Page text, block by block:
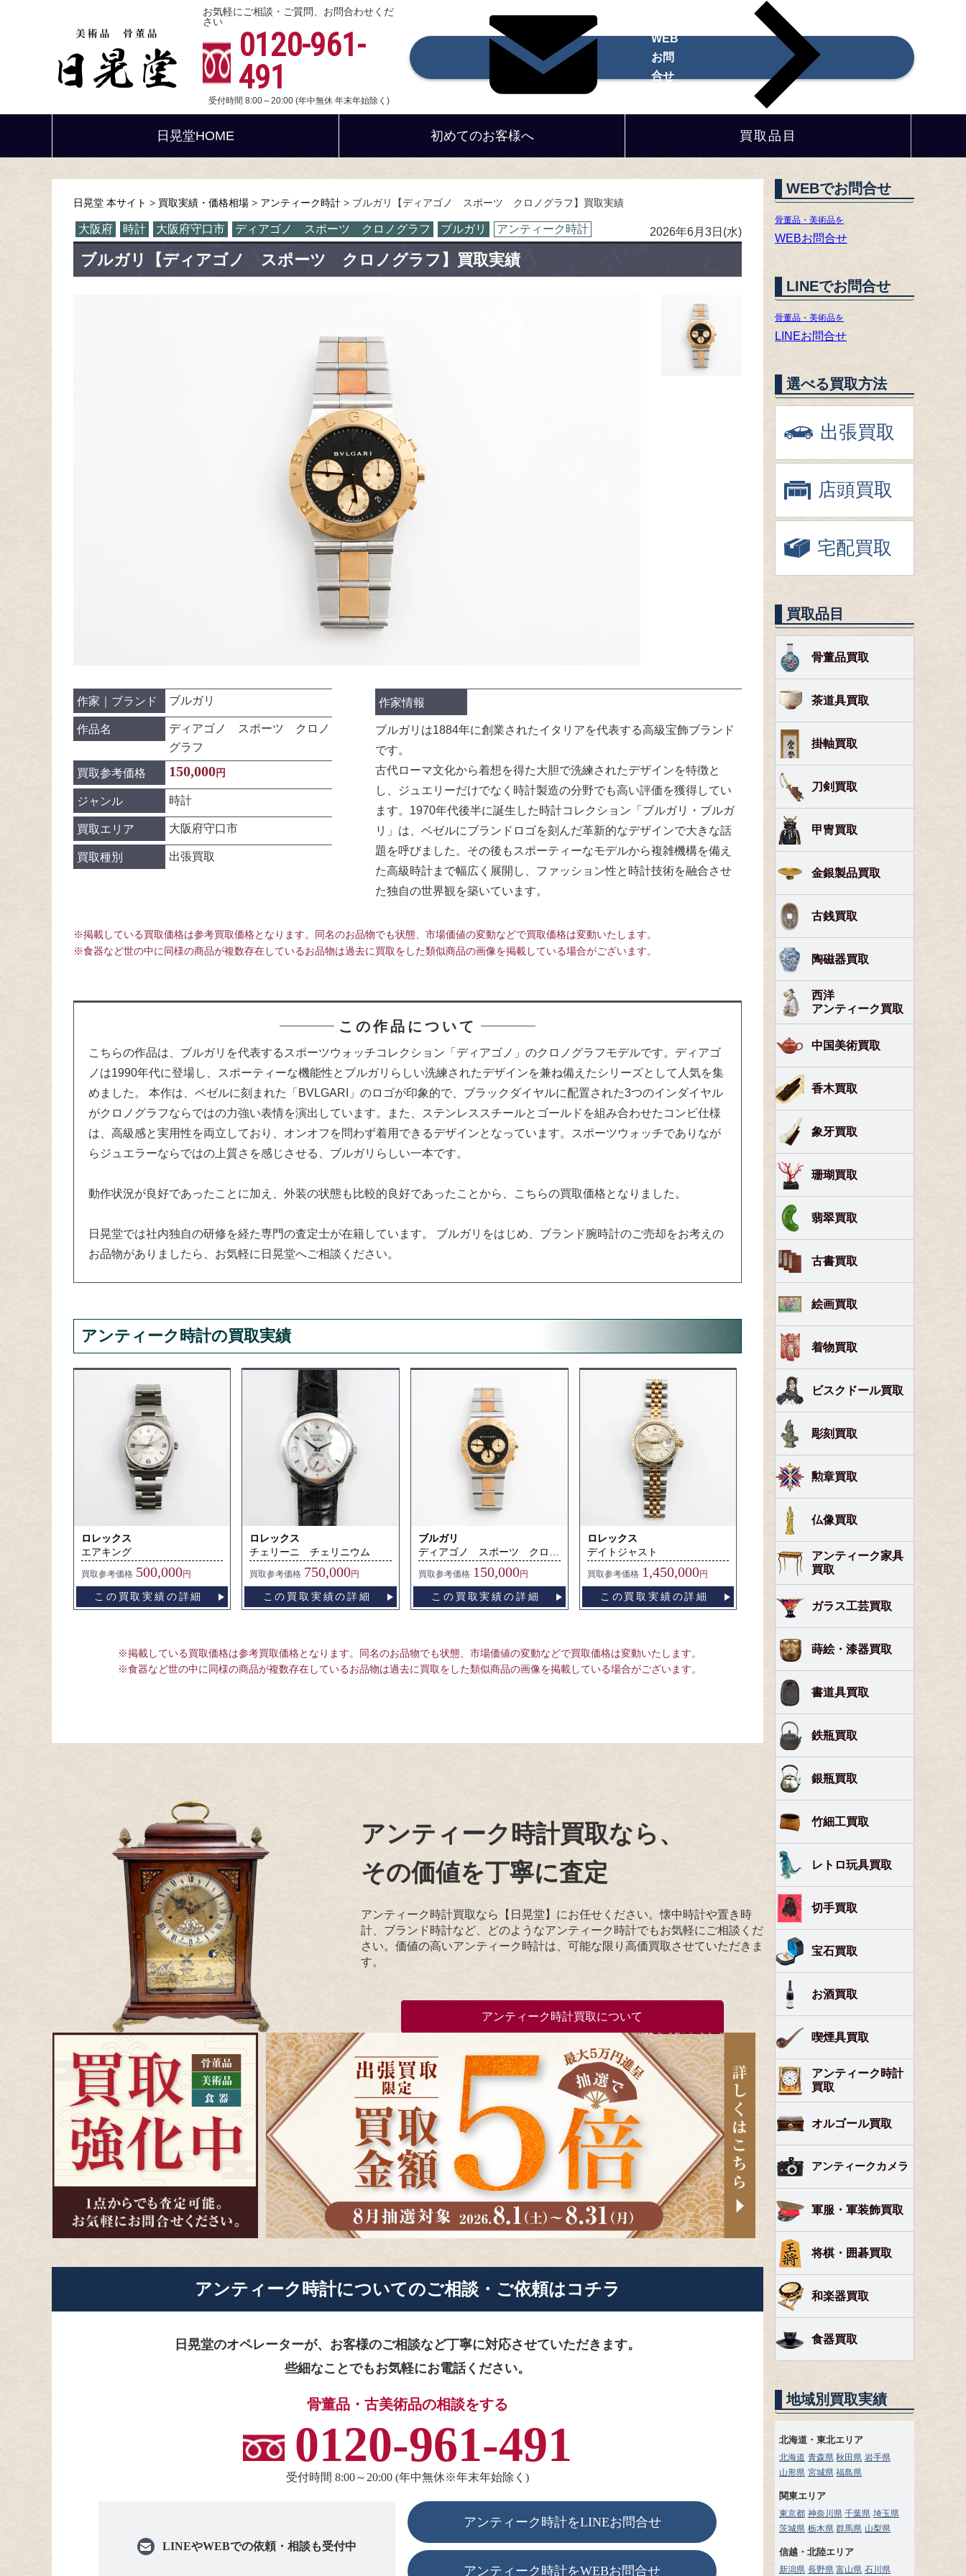
お気軽にご相談・ご質問、お問合わせくだ
さい
0120-961-
491
受付時間 8:00～20:00 (年中無休 年末年始除く)
WEB
お問
合せ
日晃堂HOME 初めてのお客様へ 買取品目
日晃堂 本サイト 買取実績・価格相場 アンティーク時計 ブルガリ【ディアゴノ スポーツ クロノグラフ】買取実績
大阪府 時計 大阪府守口市 ディアゴノ スポーツ クロノグラフ ブルガリ アンティーク時計 2026年6月3日(水)
ブルガリ【ディアゴノ スポーツ クロノグラフ】買取実績
作家｜ブランド ブルガリ
作品名
ディアゴノ スポーツ クロノ
グラフ
買取参考価格 150,000円
ジャンル 時計
買取エリア 大阪府守口市
買取種別 出張買取
作家情報
ブルガリは1884年に創業されたイタリアを代表する高級宝飾ブランド
です。
古代ローマ文化から着想を得た大胆で洗練されたデザインを特徴と
し、ジュエリーだけでなく時計製造の分野でも高い評価を獲得してい
ます。1970年代後半に誕生した時計コレクション「ブルガリ・ブルガ
リ」は、ベゼルにブランドロゴを刻んだ革新的なデザインで大きな話
題を呼びました。その後もスポーティーなモデルから複雑機構を備え
た高級時計まで幅広く展開し、ファッション性と時計技術を融合させ
た独自の世界観を築いています。
※掲載している買取価格は参考買取価格となります。同名のお品物でも状態、市場価値の変動などで買取価格は変動いたします。
※食器など世の中に同様の商品が複数存在しているお品物は過去に買取をした類似商品の画像を掲載している場合がございます。
この作品について
こちらの作品は、ブルガリを代表するスポーツウォッチコレクション「ディアゴノ」のクロノグラフモデルです。ディアゴ
ノは1990年代に登場し、スポーティーな機能性とブルガリらしい洗練されたデザインを兼ね備えたシリーズとして人気を集
めました。 本作は、ベゼルに刻まれた「BVLGARI」のロゴが印象的で、ブラックダイヤルに配置された3つのインダイヤル
がクロノグラフならではの力強い表情を演出しています。また、ステンレススチールとゴールドを組み合わせたコンビ仕様
は、高級感と実用性を両立しており、オンオフを問わず着用できるデザインとなっています。スポーツウォッチでありなが
らジュエラーならではの上質さを感じさせる、ブルガリらしい一本です。
動作状況が良好であったことに加え、外装の状態も比較的良好であったことから、こちらの買取価格となりました。
日晃堂では社内独自の研修を経た専門の査定士が在籍しています。 ブルガリをはじめ、ブランド腕時計のご売却をお考えの
お品物がありましたら、お気軽に日晃堂へご相談ください。
アンティーク時計の買取実績
ロレックス
エアキング
買取参考価格 500,000円
この買取実績の詳細
ロレックス
チェリーニ チェリニウム
買取参考価格 750,000円
この買取実績の詳細
ブルガリ
ディアゴノ スポーツ クロノグラフ
買取参考価格 150,000円
この買取実績の詳細
ロレックス
デイトジャスト
買取参考価格 1,450,000円
この買取実績の詳細
※掲載している買取価格は参考買取価格となります。同名のお品物でも状態、市場価値の変動などで買取価格は変動いたします。
※食器など世の中に同様の商品が複数存在しているお品物は過去に買取をした類似商品の画像を掲載している場合がございます。
アンティーク時計買取なら、
その価値を丁寧に査定
アンティーク時計買取なら【日晃堂】にお任せください。懐中時計や置き時
計、ブランド時計など、どのようなアンティーク時計でもお気軽にご相談くだ
さい。価値の高いアンティーク時計は、可能な限り高価買取させていただきま
す。
アンティーク時計買取について
アンティーク時計についてのご相談・ご依頼はコチラ
日晃堂のオペレーターが、お客様のご相談など丁寧に対応させていただきます。
些細なことでもお気軽にお電話ください。
骨董品・古美術品の相談をする
0120-961-491
受付時間 8:00～20:00 (年中無休※年末年始除く)
LINEやWEBでの依頼・相談も受付中
アンティーク時計をLINEお問合せ
アンティーク時計をWEBお問合せ
WEBでお問合せ
骨董品・美術品を
WEBお問合せ
LINEでお問合せ
骨董品・美術品を
LINEお問合せ
選べる買取方法
出張買取
店頭買取
宅配買取
買取品目
骨董品買取
茶道具買取
掛軸買取
刀剣買取
甲冑買取
金銀製品買取
古銭買取
陶磁器買取
西洋
アンティーク買取
中国美術買取
香木買取
象牙買取
珊瑚買取
翡翠買取
古書買取
絵画買取
着物買取
ビスクドール買取
彫刻買取
勲章買取
仏像買取
アンティーク家具
買取
ガラス工芸買取
蒔絵・漆器買取
書道具買取
鉄瓶買取
銀瓶買取
竹細工買取
レトロ玩具買取
切手買取
宝石買取
お酒買取
喫煙具買取
アンティーク時計
買取
オルゴール買取
アンティークカメラ
軍服・軍装飾買取
将棋・囲碁買取
和楽器買取
食器買取
地域別買取実績
北海道・東北エリア
北海道 青森県 秋田県 岩手県
山形県 宮城県 福島県
関東エリア
東京都 神奈川県 千葉県 埼玉県
茨城県 栃木県 群馬県 山梨県
信越・北陸エリア
新潟県 長野県 富山県 石川県